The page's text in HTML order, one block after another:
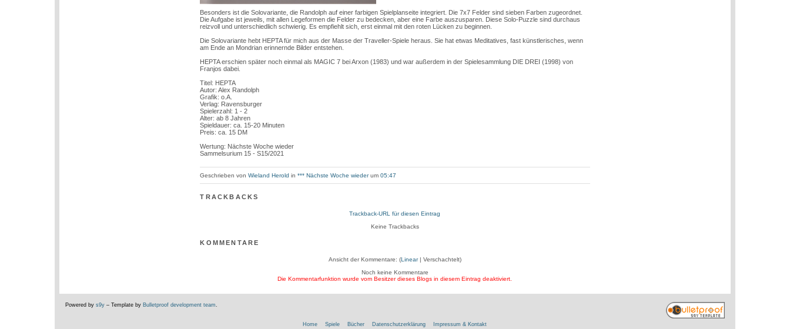
Besonders ist die Solovariante, die Randolph auf einer farbigen Spielplanseite integriert. Die 7x7 Felder sind sieben Farben zugeordnet.
Die Aufgabe ist jeweils, mit allen Legeformen die Felder zu bedecken, aber eine Farbe auszusparen. Diese Solo-Puzzle sind durchaus
reizvoll und unterschiedlich schwierig. Es empfiehlt sich, erst einmal mit den roten Lücken zu beginnen.
Die Solovariante hebt HEPTA für mich aus der Masse der Traveller-Spiele heraus. Sie hat etwas Meditatives, fast künstlerisches, wenn
am Ende an Mondrian erinnernde Bilder entstehen.
HEPTA erschien später noch einmal als MAGIC 7 bei Arxon (1983) und war außerdem in der Spielesammlung DIE DREI (1998) von
Franjos dabei.
Titel: HEPTA
Autor: Alex Randolph
Grafik: o.A.
Verlag: Ravensburger
Spielerzahl: 1 - 2
Alter: ab 8 Jahren
Spieldauer: ca. 15-20 Minuten
Preis: ca. 15 DM
Wertung: Nächste Woche wieder
Sammelsurium 15 - S15/2021
Geschrieben vonWieland Herold in*** Nächste Woche wiederum05:47
TRACKBACKS
Trackback-URL für diesen Eintrag
Keine Trackbacks
KOMMENTARE
Ansicht der Kommentare: (Linear| Verschachtelt)
Noch keine Kommentare
Die Kommentarfunktion wurde vom Besitzer dieses Blogs in diesem Eintrag deaktiviert.
Powered by s9y– Template by Bulletproof development team
Home Spiele Bücher Datenschutzerklärung Impressum & Kontakt